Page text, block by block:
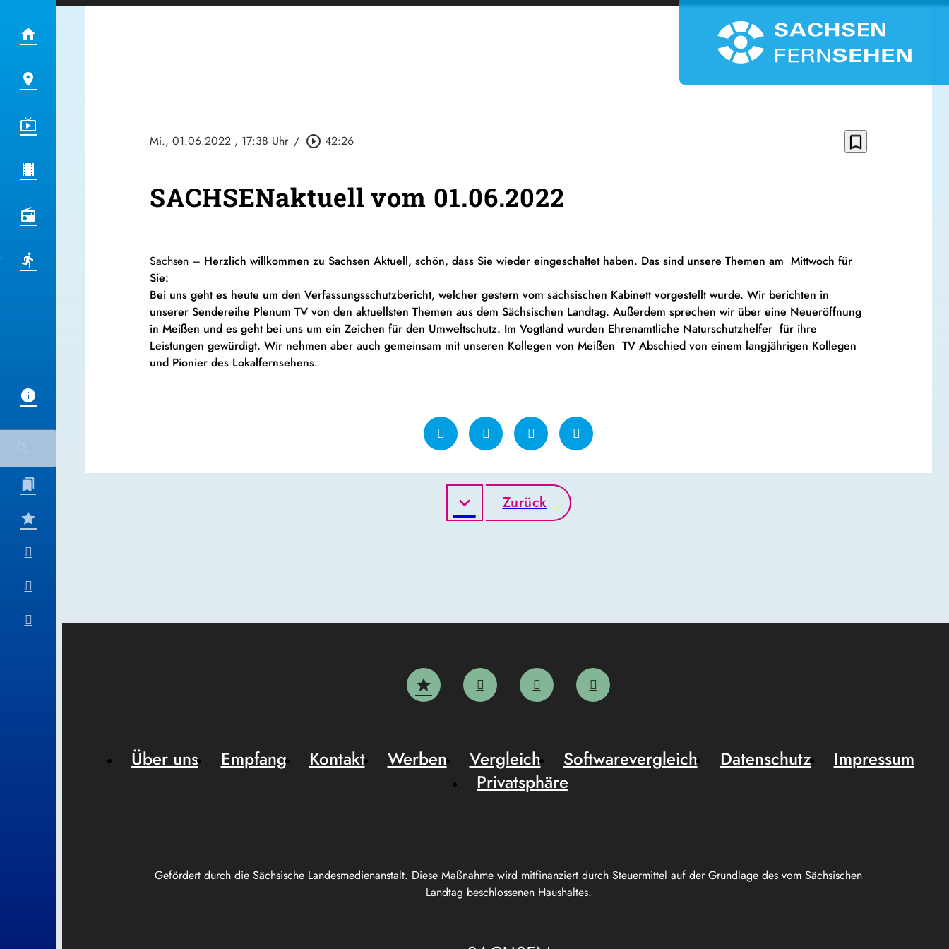
Mi., 01.06.2022 , 17:38 Uhr / play_circle_outline 42:26 bookmark_border
SACHSENaktuell vom 01.06.2022
Sachsen – Herzlich willkommen zu Sachsen Aktuell, schön, dass Sie wieder eingeschaltet haben. Das sind unsere Themen am Mittwoch für
Sie:
Bei uns geht es heute um den Verfassungsschutzbericht, welcher gestern vom sächsischen Kabinett vorgestellt wurde. Wir berichten in
unserer Sendereihe Plenum TV von den aktuellsten Themen aus dem Sächsischen Landtag. Außerdem sprechen wir über eine Neueröffnung
in Meißen und es geht bei uns um ein Zeichen für den Umweltschutz. Im Vogtland wurden Ehrenamtliche Naturschutzhelfer für ihre
Leistungen gewürdigt. Wir nehmen aber auch gemeinsam mit unseren Kollegen von Meißen TV Abschied von einem langjährigen Kollegen
und Pionier des Lokalfernsehens.
Zurück
Gefördert durch die Sächsische Landesmedienanstalt. Diese Maßnahme wird mitfinanziert durch Steuermittel auf der Grundlage des vom Sächsischen
Landtag beschlossenen Haushaltes.
Über uns Empfang Kontakt Werben Vergleich Softwarevergleich Datenschutz
Impressum
Privatsphäre